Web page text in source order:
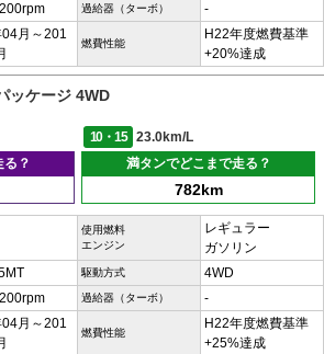
過給器（ターボ） -
月～201
燃費性能
H22年度燃費基準
+20%達成
ッケージ 4WD
10・15
23.0km/L
？
満タンでどこまで走る？
782km
使用燃料
エンジン
レギュラー
ガソリン
駆動方式 4WD
過給器（ターボ） -
月～201
燃費性能
H22年度燃費基準
+25%達成